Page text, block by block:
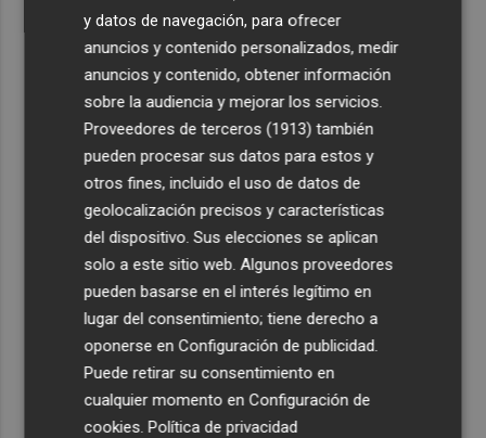
y datos de navegación, para ofrecer
anuncios y contenido personalizados, medir
anuncios y contenido, obtener información
sobre la audiencia y mejorar los servicios.
Proveedores de terceros (1913) también
pueden procesar sus datos para estos y
otros fines, incluido el uso de datos de
geolocalización precisos y características
del dispositivo. Sus elecciones se aplican
solo a este sitio web. Algunos proveedores
pueden basarse en el interés legítimo en
lugar del consentimiento; tiene derecho a
oponerse enConfiguración de publicidad
Puede retirar su consentimiento en
cualquier momento enConfiguración de
cookies .Política de privacidad